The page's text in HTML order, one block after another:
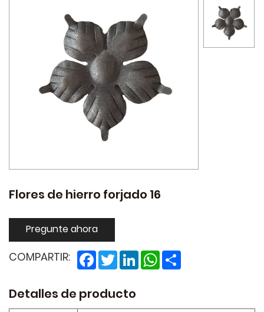
Flores de hierro forjado 16
Pregunte ahora
COMPARTIR: Facebook
TwitterLinkedInWhatsApp
Detalles de producto